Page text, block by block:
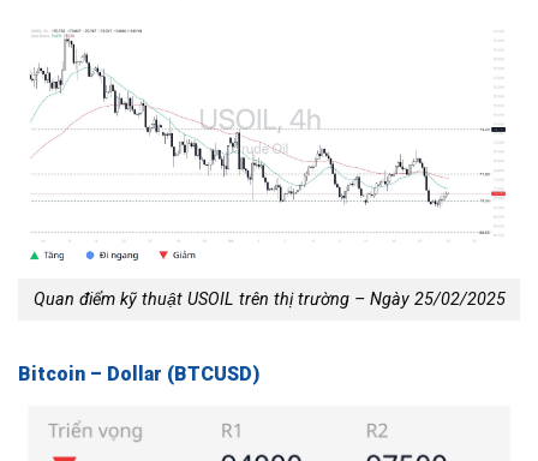
Quan điểm kỹ thuật USOIL trên thị trường – Ngày 25/02/2025
Bitcoin – Dollar (BTCUSD)